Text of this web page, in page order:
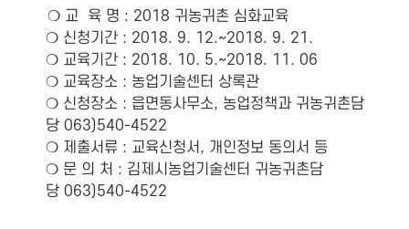
❍ 교 육 명 : 2018 귀농귀촌 심화교육
❍ 신청기간 : 2018. 9. 12.~2018. 9. 21.
❍ 교육기간 : 2018. 10. 5.~2018. 11. 06
❍ 교육장소 : 농업기술센터 상록관
❍ 신청장소 : 읍면동사무소, 농업정책과 귀농귀촌담
당 063)540-4522
❍ 제출서류 : 교육신청서, 개인정보 동의서 등
❍ 문 의 처 : 김제시농업기술센터 귀농귀촌담
당 063)540-4522